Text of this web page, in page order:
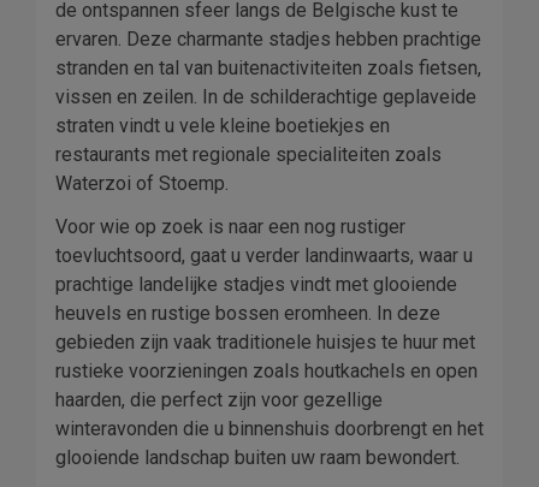
de ontspannen sfeer langs de Belgische kust te
ervaren. Deze charmante stadjes hebben prachtige
stranden en tal van buitenactiviteiten zoals fietsen,
vissen en zeilen. In de schilderachtige geplaveide
straten vindt u vele kleine boetiekjes en
restaurants met regionale specialiteiten zoals
Waterzoi of Stoemp.
Voor wie op zoek is naar een nog rustiger
toevluchtsoord, gaat u verder landinwaarts, waar u
prachtige landelijke stadjes vindt met glooiende
heuvels en rustige bossen eromheen. In deze
gebieden zijn vaak traditionele huisjes te huur met
rustieke voorzieningen zoals houtkachels en open
haarden, die perfect zijn voor gezellige
winteravonden die u binnenshuis doorbrengt en het
glooiende landschap buiten uw raam bewondert.